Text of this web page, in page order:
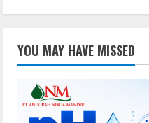
YOU MAY HAVE MISSED